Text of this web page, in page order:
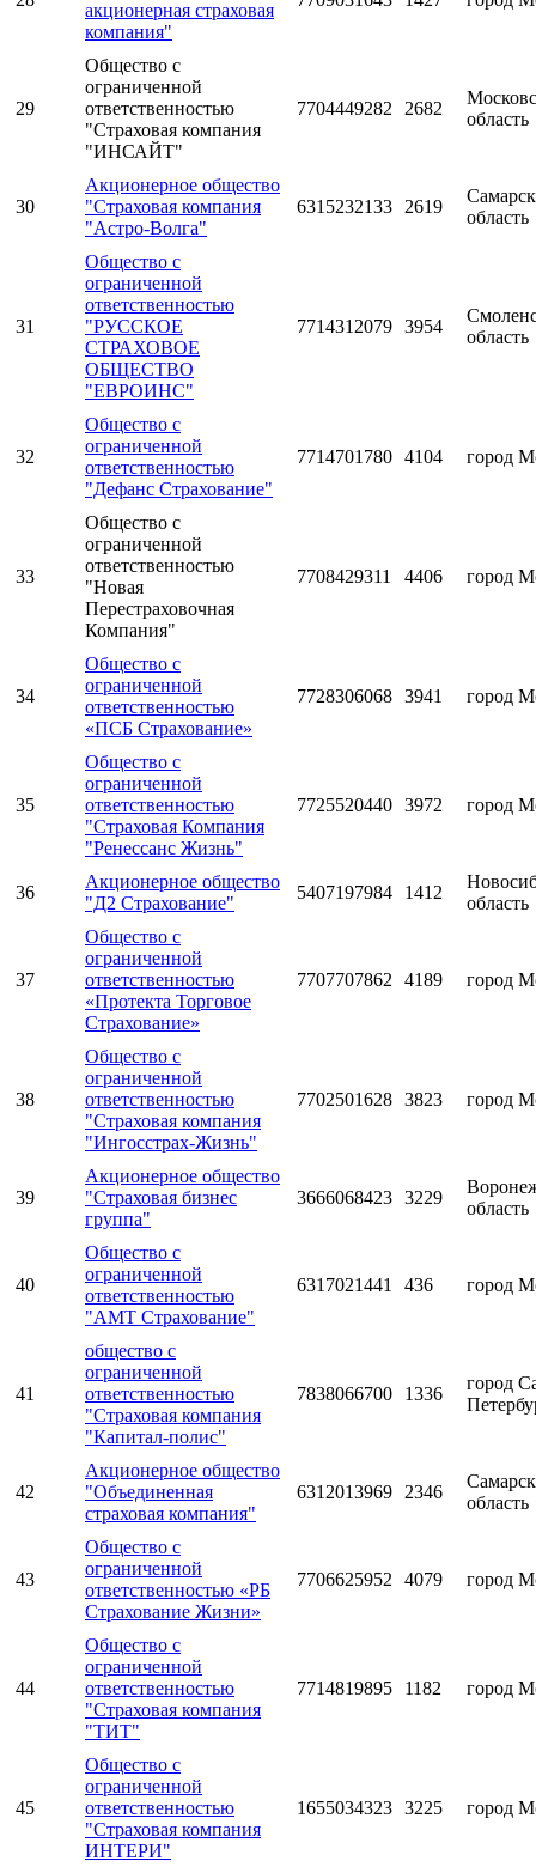
акционерная страховая
компания"
29
Общество с
ограниченной
ответственностью
"Страховая компания
"ИНСАЙТ"
7704449282 2682
область
30
Акционерное общество
"Страховая компания
"Астро-Волга"
6315232133 2619
область
31
Общество с
ограниченной
ответственностью
"РУССКОЕ
СТРАХОВОЕ
ОБЩЕСТВО
"ЕВРОИНС"
7714312079 3954
область
32
Общество с
ограниченной
ответственностью
"Дефанс Страхование"
7714701780 4104 город
33
Общество с
ограниченной
ответственностью
"Новая
Перестраховочная
Компания"
7708429311 4406 город
34
Общество с
ограниченной
ответственностью
«ПСБ Страхование»
7728306068 3941 город
35
Общество с
ограниченной
ответственностью
"Страховая Компания
"Ренессанс Жизнь"
7725520440 3972 город
36
Акционерное общество
"Д2 Страхование"
5407197984 1412
область
37
Общество с
ограниченной
ответственностью
«Протекта Торговое
Страхование»
7707707862 4189 город
38
Общество с
ограниченной
ответственностью
"Страховая компания
"Ингосстрах-Жизнь"
7702501628 3823 город
39
Акционерное общество
"Страховая бизнес
группа"
3666068423 3229
область
40
Общество с
ограниченной
ответственностью
"АМТ Страхование"
6317021441 436 город
41
общество с
ограниченной
ответственностью
"Страховая компания
"Капитал-полис"
7838066700 1336
город
42
Акционерное общество
"Объединенная
страховая компания"
6312013969 2346
область
43
Общество с
ограниченной
ответственностью «РБ
Страхование Жизни»
7706625952 4079 город
44
Общество с
ограниченной
ответственностью
"Страховая компания
"ТИТ"
7714819895 1182 город
45
Общество с
ограниченной
ответственностью
"Страховая компания
ИНТЕРИ"
1655034323 3225 город